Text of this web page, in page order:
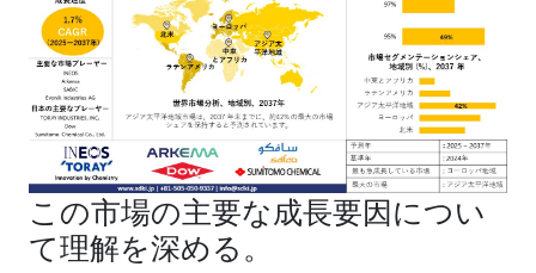
この市場の主要な成長要因につい
て理解を深める。